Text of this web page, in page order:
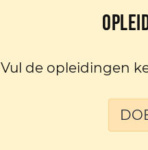
Vul de opleidingen